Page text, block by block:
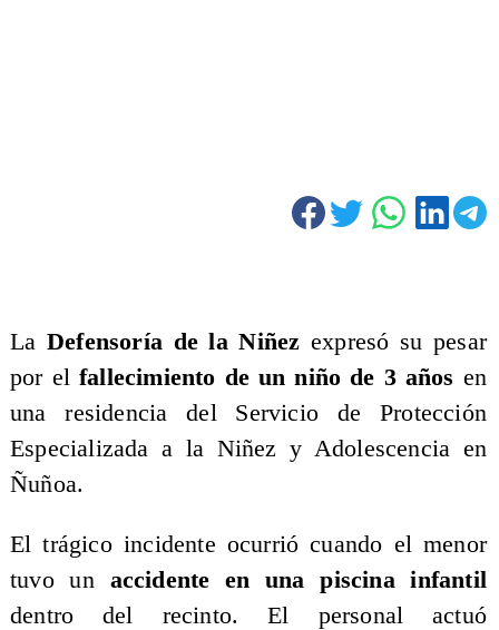
La Defensoría de la Niñez expresó su pesar
por elfallecimiento de un niño de 3 años en
una residencia del Servicio de Protección
Especializada a la Niñez y Adolescencia en
Ñuñoa.
El trágico incidente ocurrió cuando el menor
tuvo un accidente en una piscina infantil
dentro del recinto. El personal actuó